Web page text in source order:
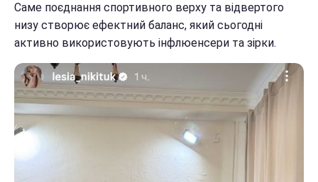
Саме поєднання спортивного верху та відвертого
низу створює ефектний баланс, який сьогодні
активно використовують інфлюенсери та зірки.